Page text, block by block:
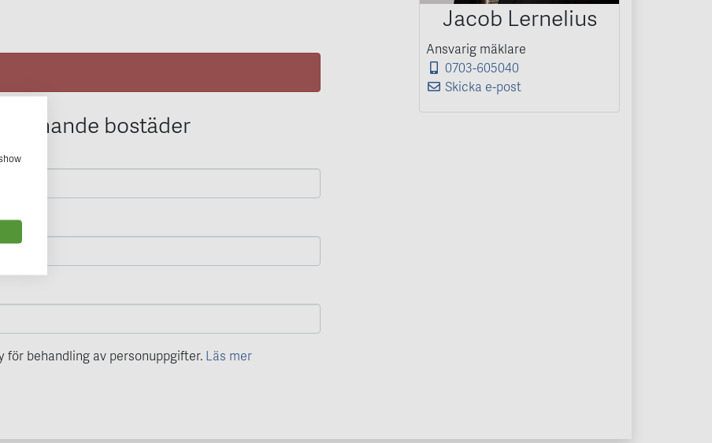
liknande bostäder
behandling av personuppgifter. Läs mer
Jacob Lernelius
Ansvarig mäklare
0703-605040
Skicka e-post